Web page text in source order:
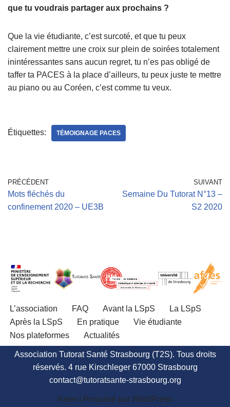
que tu voudrais partager aux prochains ?
Que la vie étudiante, c’est surcoté, et que tu peux
clairement mettre une croix sur plein de soirées totalement
inintéressantes sans aucun regret, tu n’es pas obligé de
taffer ta PACES à la place d’ailleurs, tu peux juste te mettre
au piano ou au Coréen, c’est comme tu veux.
Étiquettes: TÉMOIGNAGE PACES
PRÉCÉDENT
Mots fléchés du
confinement 2020 – UE3B
SUIVANT
Semaine Du Tutorat N°13 –
S2 2020
L’association FAQ Avant la LSpS
La LSpS
Après la LSpS
En pratique
Vie étudiante
Nos plateformes
Actualités
Association Tutorat Santé Strasbourg (T2S). Tous droits
réservés. 4 rue Kirschleger 67000 Strasbourg
contact@tutoratsante-strasbourg.org
Neve | Propulsé par WordPress